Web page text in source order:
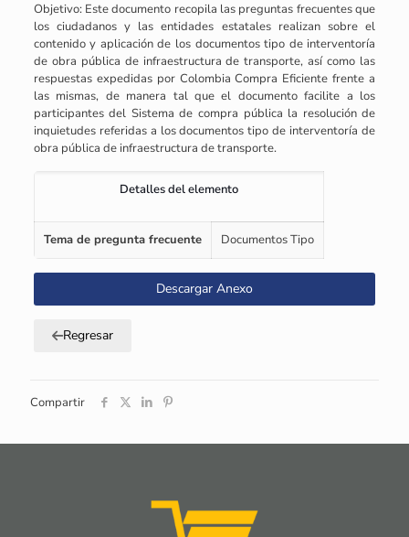
Objetivo: Este documento recopila las preguntas frecuentes que
los ciudadanos y las entidades estatales realizan sobre el
contenido y aplicación de los documentos tipo de interventoría
de obra pública de infraestructura de transporte, así como las
respuestas expedidas por Colombia Compra Eficiente frente a
las mismas, de manera tal que el documento facilite a los
participantes del Sistema de compra pública la resolución de
inquietudes referidas a los documentos tipo de interventoría de
obra pública de infraestructura de transporte.
Detalles del elemento
Tema de pregunta frecuente Documentos Tipo
Descargar Anexo
Regresar
Compartir